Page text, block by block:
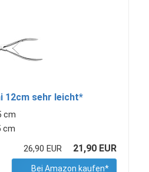
12cm sehr leicht*
cm
cm
26,90 EUR
21,90 EUR
Bei Amazon kaufen*